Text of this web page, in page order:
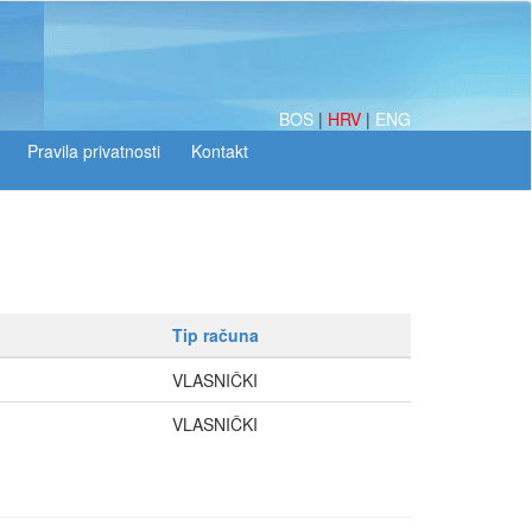
BOS | HRV | ENG
Tip računa
VLASNIČKI
VLASNIČKI